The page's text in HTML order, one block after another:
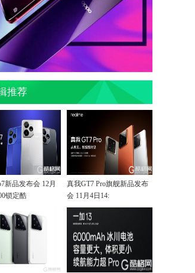
推荐
新品发布会 12月
锁定酷
真我GT7 Pro旗舰新品发布
会 11月4日14: